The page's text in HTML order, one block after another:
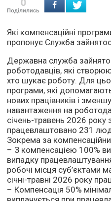
Поділились
Які компенсаційні
пропонує Служба
Державна служба
роботодавців, які
хто шукає роботу. Для
програми, які
нових працівників і
навантаження на
січень-травень 2026
працевлаштовано 231
Зокрема за
– З компенсацією 100%
випадку
робочі місця суб’єктами
січні-травні 2026 року
– Компенсація 50%